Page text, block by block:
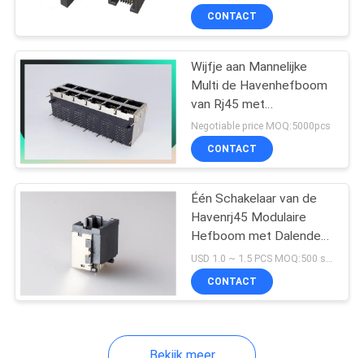
POE Rj45 Hefboom
De Schakelaar van
RJ45 USB
Plastic Ethernet
CONTACT
Wijfje aan Mannelijke
Multi de Havenhefboom
van Rj45 met
LEIDENE/Rj45-Lan
Havenschakelaar
Negotiable price MOQ:5000pcs
CONTACT
Één Schakelaar van de
Havenrj45 Modulaire
Hefboom met Dalende
Plaat hoog 8.6 mm-het
Schild van de
Messingslegering
USD 1.0 ~ 1.5 PCS MOQ:500 stuks
CONTACT